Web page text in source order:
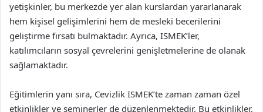
yetişkinler, bu merkezde yer alan kurslardan yararlanarak
hem kişisel gelişimlerini hem de mesleki becerilerini
geliştirme fırsatı bulmaktadır. Ayrıca, ISMEK’ler,
katılımcıların sosyal çevrelerini genişletmelerine de olanak
sağlamaktadır.
Eğitimlerin yanı sıra, Cevizlik ISMEK’te zaman zaman özel
etkinlikler ve seminerler de düzenlenmektedir. Bu etkinlikler,